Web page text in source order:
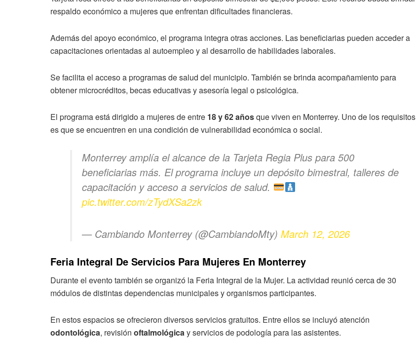
respaldo económico a mujeres que enfrentan dificultades financieras.
Además del apoyo económico, el programa integra otras acciones. Las beneficiarias pueden acceder a
capacitaciones orientadas al autoempleo y al desarrollo de habilidades laborales.
Se facilita el acceso a programas de salud del municipio. También se brinda acompañamiento para
obtener microcréditos, becas educativas y asesoría legal o psicológica.
El programa está dirigido a mujeres de entre 18 y 62 añosque viven en Monterrey. Uno de los requisitos
es que se encuentren en una condición de vulnerabilidad económica o social.
Monterrey amplía el alcance de la Tarjeta Regia Plus para 500
beneficiarias más. El programa incluye un depósito bimestral, talleres de
capacitación y acceso a servicios de salud.
pic.twitter.com/zTydXSa2zk
— Cambiando Monterrey (@CambiandoMty) March 12, 2026
Feria Integral De Servicios Para Mujeres En Monterrey
Durante el evento también se organizó la Feria Integral de la Mujer. La actividad reunió cerca de 30
módulos de distintas dependencias municipales y organismos participantes.
En estos espacios se ofrecieron diversos servicios gratuitos. Entre ellos se incluyó atención
odontológica, revisión oftalmológicay servicios de podología para las asistentes.